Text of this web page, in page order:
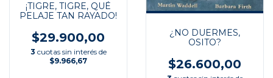
¡TIGRE, TIGRE, QUÉ
PELAJE TAN RAYADO!
$29.900,00
3 cuotas sin interés de
$9.966,67
¿NO DUERMES,
OSITO?
$26.600,00